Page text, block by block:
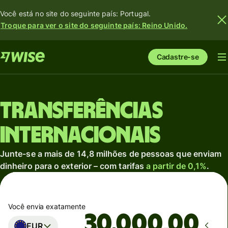
Você está no site do seguinte país: Portugal.
Troque para ver o site do seguinte país: Reino Unido.
Cadastre-se
Transferências
internacionais
Junte-se a mais de 14,8 milhões de pessoas que enviam
dinheiro para o exterior – com tarifasa partir de 0,1%.
Você envia exatamente
EUR